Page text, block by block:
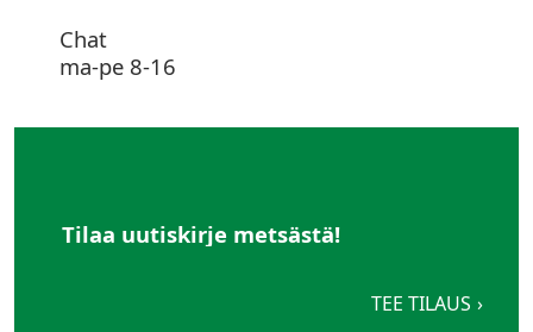
Chat
ma-pe 8-16
Tilaa uutiskirje metsästä!
TEE TILAUS